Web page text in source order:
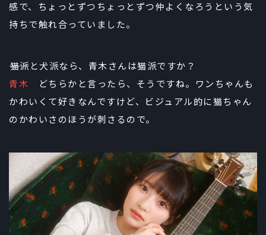
感で、ちょっとずつちょっとずつ仲よくなろうという気
持ちで触れ合っていました。
――猫派と犬派なら、青木さんは猫派ですか？
青木 どちらかと言ったら、そうですね。ワンちゃんも
かわいくて好きなんですけど、ビジュアル的に猫ちゃん
のかわいさのほうが刺さるので。